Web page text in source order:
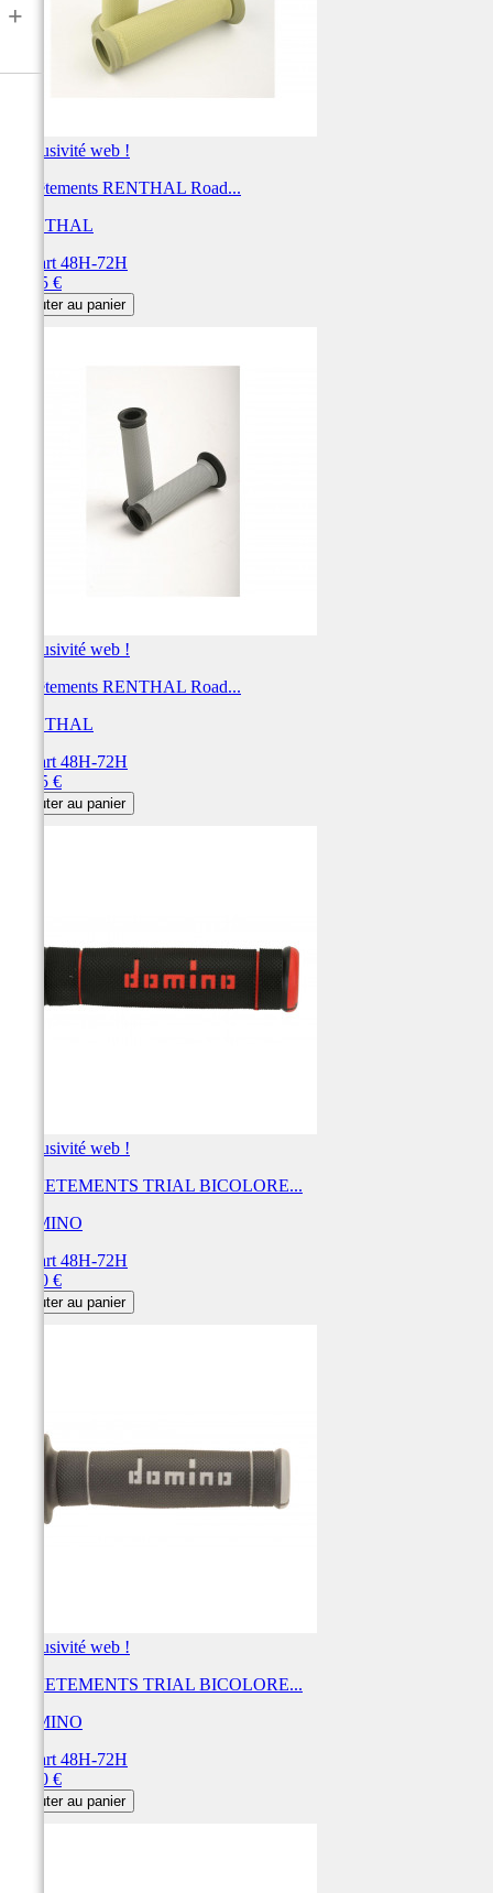
+
Exclusivité web !
Revêtements RENTHAL Road...
RENTHAL
Départ 48H-72H
23,45 €
Ajouter au panier
Exclusivité web !
Revêtements RENTHAL Road...
RENTHAL
Départ 48H-72H
21,95 €
Ajouter au panier
Exclusivité web !
REVETEMENTS TRIAL BICOLORE...
DOMINO
Départ 48H-72H
20,40 €
Ajouter au panier
Exclusivité web !
REVETEMENTS TRIAL BICOLORE...
DOMINO
Départ 48H-72H
20,40 €
Ajouter au panier